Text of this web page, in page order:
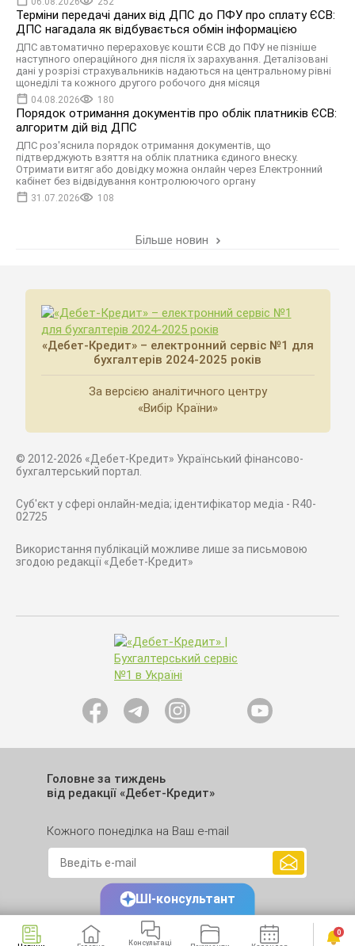
Терміни передачі даних від ДПС до ПФУ про сплату ЄСВ:
ДПС нагадала як відбувається обмін інформацією
ДПС автоматично перераховує кошти ЄСВ до ПФУ не пізніше
наступного операційного дня після їх зарахування. Деталізовані
дані у розрізі страхувальників надаються на центральному рівні
щонеділі та кожного другого робочого дня місяця
04.08.2026 180
Порядок отримання документів про облік платників ЄСВ:
алгоритм дій від ДПС
ДПС роз'яснила порядок отримання документів, що
підтверджують взяття на облік платника єдиного внеску.
Отримати витяг або довідку можна онлайн через Електронний
кабінет без відвідування контролюючого органу
31.07.2026 108
Більше новин
«Дебет-Кредит» – електронний сервіс №1 для
бухгалтерів 2024-2025 років
За версією аналітичного центру
«Вибір Країни»
© 2012-2026 «Дебет-Кредит» Український фінансово-
бухгалтерський портал.
Суб'єкт у сфері онлайн-медіа; ідентифікатор медіа - R40-
02725
Використання публікацій можливе лише за письмовою
згодою редакції «Дебет-Кредит»
Головне за тиждень
від редакції «Дебет-Кредит»
Кожного понеділка на Ваш e-mail
Консультаці
0
ШІ-консультант